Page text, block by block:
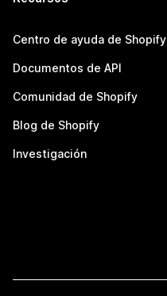
Centro de ayuda de Shopify
Documentos de API
Comunidad de Shopify
Blog de Shopify
Investigación